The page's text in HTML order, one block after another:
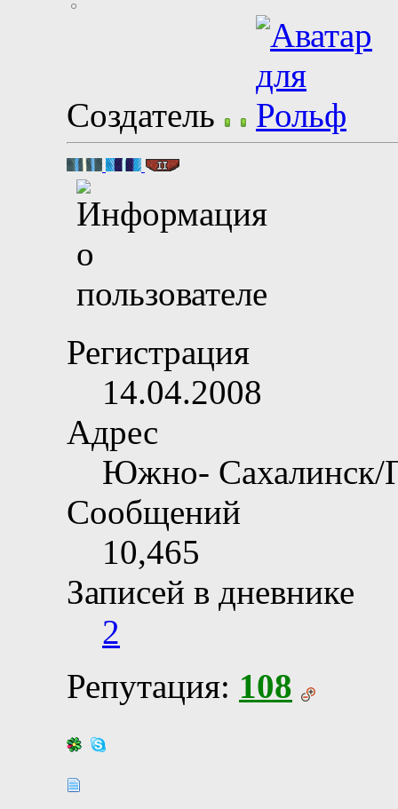
Создатель
Регистрация
14.04.2008
Адрес
Южно- Сахалинск/
Сообщений
10,465
Записей в дневнике
2
Репутация: 108